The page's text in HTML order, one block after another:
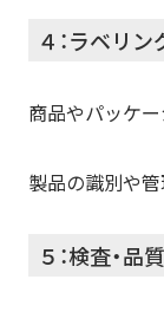
４：ラベリ
商品やパッケ
製品の識別や
５：検査・品